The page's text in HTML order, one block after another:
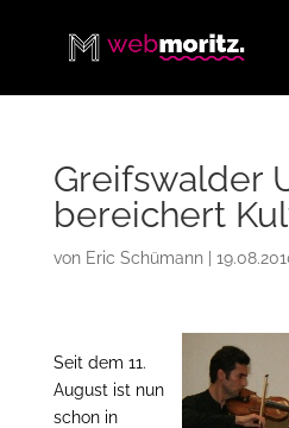
Greifswalder
bereichert
von Eric Schümann|
Seit dem 11.
August ist nun
schon in